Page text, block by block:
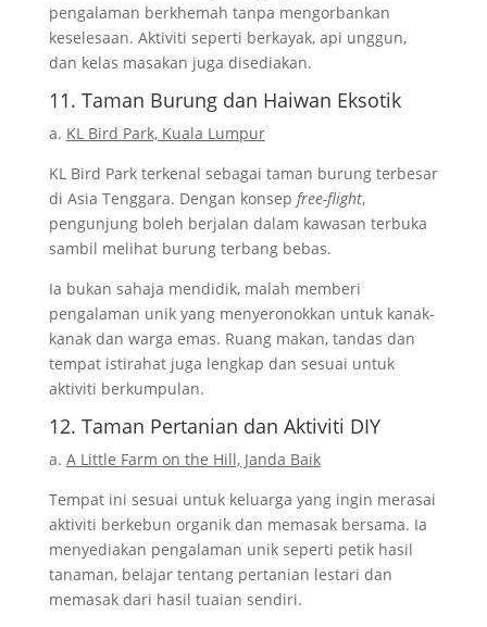
pengalaman berkhemah tanpa mengorbankan
keselesaan. Aktiviti seperti berkayak, api unggun,
dan kelas masakan juga disediakan.
11. Taman Burung dan Haiwan Eksotik
a. KL Bird Park, Kuala Lumpur
KL Bird Park terkenal sebagai taman burung terbesar
di Asia Tenggara. Dengan konsep free-flight,
pengunjung boleh berjalan dalam kawasan terbuka
sambil melihat burung terbang bebas.
Ia bukan sahaja mendidik, malah memberi
pengalaman unik yang menyeronokkan untuk kanak-
kanak dan warga emas. Ruang makan, tandas dan
tempat istirahat juga lengkap dan sesuai untuk
aktiviti berkumpulan.
12. Taman Pertanian dan Aktiviti DIY
a. A Little Farm on the Hill, Janda Baik
Tempat ini sesuai untuk keluarga yang ingin merasai
aktiviti berkebun organik dan memasak bersama. Ia
menyediakan pengalaman unik seperti petik hasil
tanaman, belajar tentang pertanian lestari dan
memasak dari hasil tuaian sendiri.